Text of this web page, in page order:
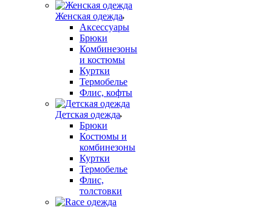
Женская одежда
Аксессуары
Брюки
Комбинезоны
и костюмы
Куртки
Термобелье
Флис, кофты
Детская одежда
Брюки
Костюмы и
комбинезоны
Куртки
Термобелье
Флис,
толстовки